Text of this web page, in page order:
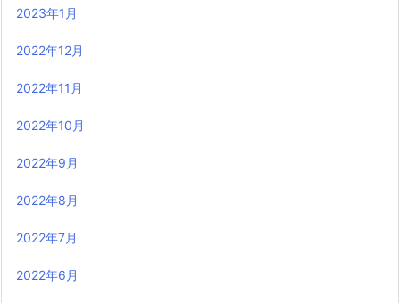
2023年1月
2022年12月
2022年11月
2022年10月
2022年9月
2022年8月
2022年7月
2022年6月